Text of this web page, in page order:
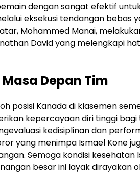
dengan sangat efektif
eksekusi tendangan bebas
Mohammed Manai,
David yang melengkapi
Depan Tim
posisi Kanada di klasemen
kepercayaan diri tinggi
kedisiplinan dan
yang menimpa Ismael Kone
Semoga kondisi kesehatan
besar ini layak